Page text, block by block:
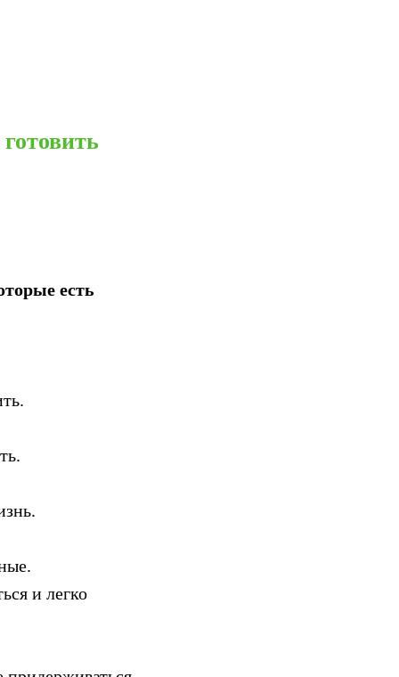
есть
и легко